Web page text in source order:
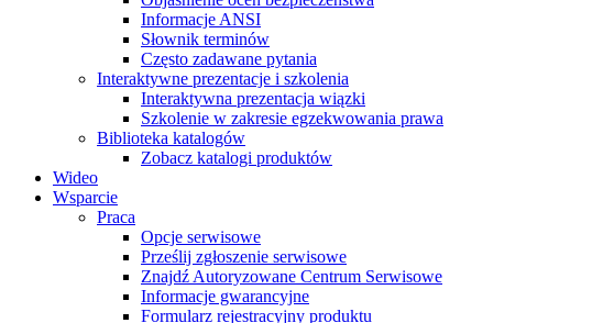
Informacje ANSI
Słownik terminów
Często zadawane pytania
Interaktywne prezentacje i szkolenia
Interaktywna prezentacja wiązki
Szkolenie w zakresie egzekwowania prawa
Biblioteka katalogów
Zobacz katalogi produktów
Wideo
Wsparcie
Praca
Opcje serwisowe
Prześlij zgłoszenie serwisowe
Znajdź Autoryzowane Centrum Serwisowe
Informacje gwarancyjne
Formularz rejestracyjny produktu